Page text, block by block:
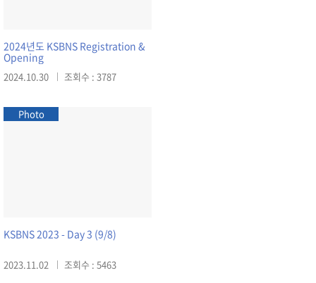
2024년도 KSBNS Registration &
Opening
2024.10.30 조회수 : 3787
Photo
KSBNS 2023 - Day 3 (9/8)
2023.11.02 조회수 : 5463